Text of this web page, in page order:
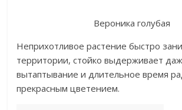
Вероника голубая
Неприхотливое растение быстро
территории, стойко выдерживает
вытаптывание и длительное время
прекрасным цветением.